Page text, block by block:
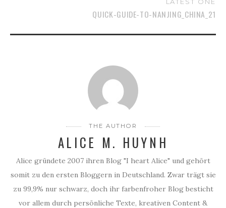
QUICK-GUIDE-TO-NANJING_CHINA_21
THE AUTHOR
ALICE M. HUYNH
Alice gründete 2007 ihren Blog "I heart Alice" und gehört
somit zu den ersten Bloggern in Deutschland. Zwar trägt sie
zu 99,9% nur schwarz, doch ihr farbenfroher Blog besticht
vor allem durch persönliche Texte, kreativen Content &